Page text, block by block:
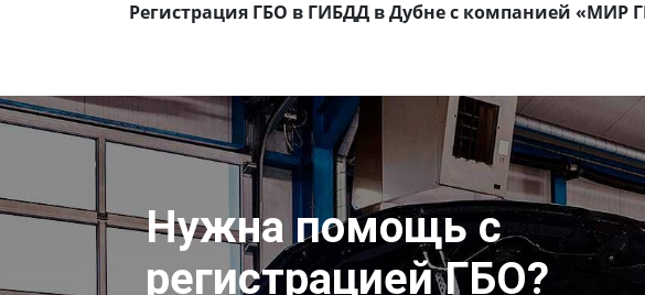
Регистрация ГБО в ГИБДД в Дубне с компанией «МИР
Нужна помощь с
регистрацией ГБО?